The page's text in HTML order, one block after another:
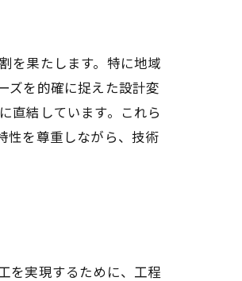
を果たします。特に地域
ズを的確に捉えた設計変
直結しています。これら
性を尊重しながら、技術
を実現するために、工程